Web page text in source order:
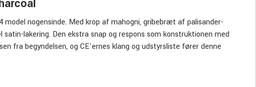
nogensinde. Med krop af mahogni, gribebræt af palisander-
lakering. Den ekstra snap og respons som konstruktionen med
fra begyndelsen, og CE'ernes klang og udstyrsliste fører denne
ekstra klarhed og balance, mens push/pull tonekontrollen tilføjer